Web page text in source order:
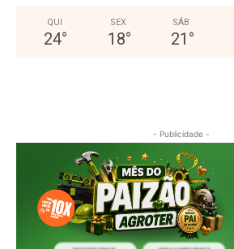
QUI
24°
SEX
18°
SÁB
21 °
- Publicidade -